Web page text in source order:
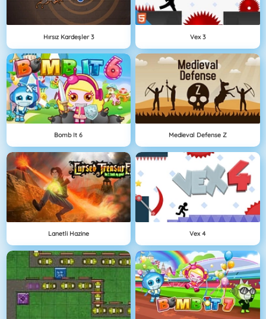
Hırsız Kardeşler 3 Vex 3
Bomb It 6 Medieval Defense Z
Lanetli Hazine Vex 4